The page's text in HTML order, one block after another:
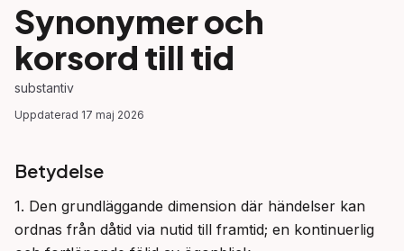
Synonymer och
korsord till tid
substantiv
Uppdaterad 17 maj 2026
Betydelse
1. Den grundläggande dimension där händelser kan
ordnas från dåtid via nutid till framtid; en kontinuerlig